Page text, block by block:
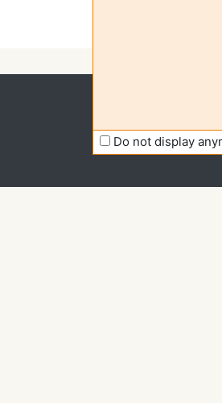
Do not display